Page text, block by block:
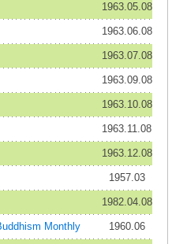
1963.05.08
1963.06.08
1963.07.08
1963.09.08
1963.10.08
1963.11.08
1963.12.08
1957.03
1982.04.08
Monthly 1960.06